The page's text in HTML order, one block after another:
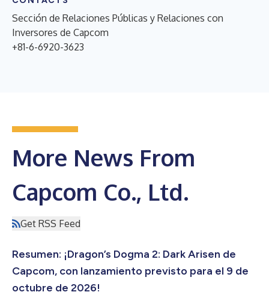
Sección de Relaciones Públicas y Relaciones con
Inversores de Capcom
+81-6-6920-3623
More News From
Capcom Co., Ltd.
Get RSS Feed
Resumen: ¡Dragon’s Dogma 2: Dark Arisen de
Capcom, con lanzamiento previsto para el 9 de
octubre de 2026!